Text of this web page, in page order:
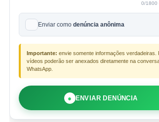
0/1800
Enviar como denúncia anônima
Importante: envie somente informações verdadeiras.
vídeos poderão ser anexados diretamente na
WhatsApp.
● ENVIAR DENÚNCIA